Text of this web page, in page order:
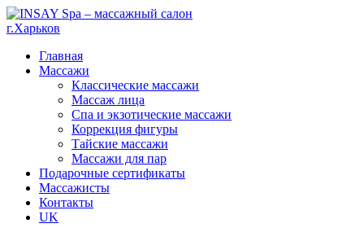
Главная
Массажи
Классические массажи
Массаж лица
Спа и экзотические массажи
Коррекция фигуры
Тайские массажи
Массажи для пар
Подарочные сертификаты
Массажисты
Контакты
UK